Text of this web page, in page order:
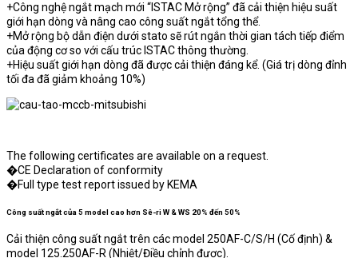
+Công nghệ ngắt mạch mới “ISTAC Mở rộng” đã cải thiện hiệu suất
giới hạn dòng và nâng cao công suất ngắt tổng thể.
+Mở rộng bộ dẫn điện dưới stato sẽ rút ngắn thời gian tách tiếp điểm
của động cơ so với cấu trúc ISTAC thông thường.
+Hiệu suất giới hạn dòng đã được cải thiện đáng kể. (Giá trị dòng đỉnh
tối đa đã giảm khoảng 10%)
The following certificates are available on a request.
�CE Declaration of conformity
�Full type test report issued by KEMA
Công suất ngắt của 5 model cao hơn Sê-ri W & WS 20% đến 50%
Cải thiện công suất ngắt trên các model 250AF-C/S/H (Cố định) &
model 125.250AF-R (Nhiệt/Điều chỉnh được).